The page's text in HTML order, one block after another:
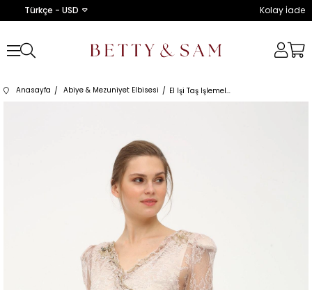
Türkçe - USD Kolay İade
Anasayfa Abiye & Mezuniyet Elbisesi El Işi Taş Işlemeli Dantelli Gece Elbisesi